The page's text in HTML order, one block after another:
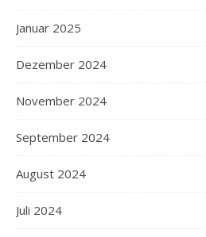
Januar 2025
Dezember 2024
November 2024
September 2024
August 2024
Juli 2024